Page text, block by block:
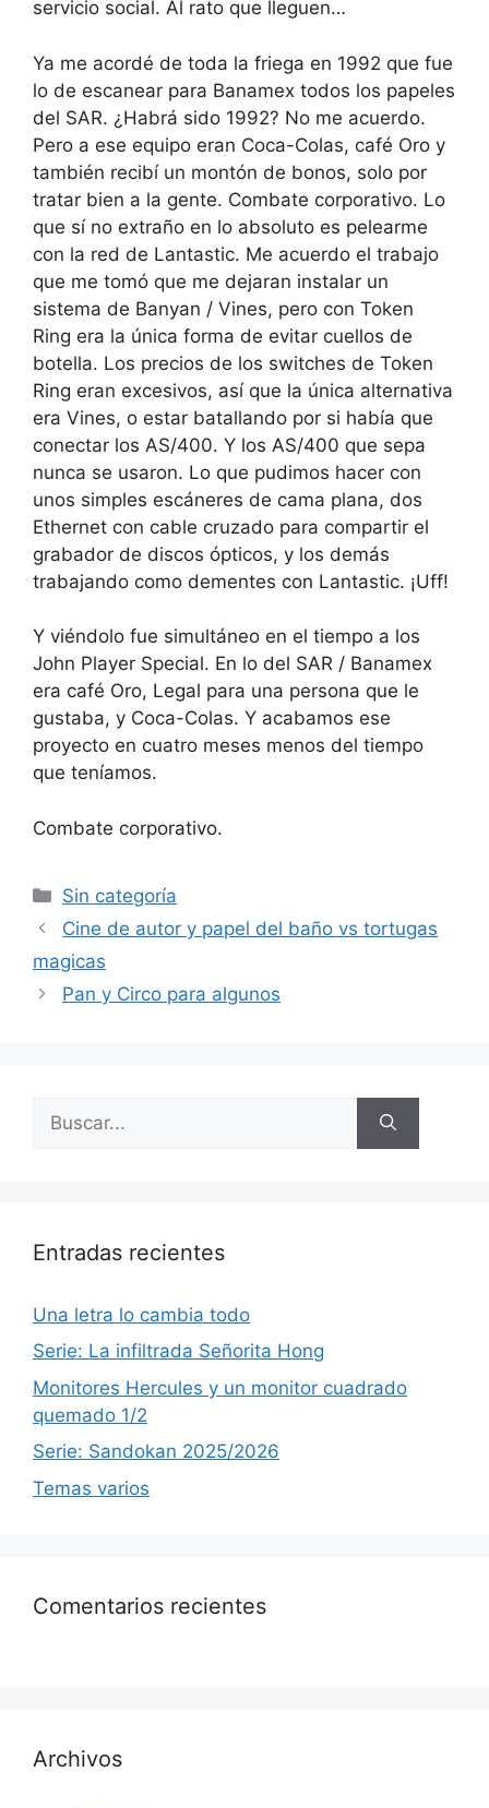
servicio social. Al rato que lleguen…
Ya me acordé de toda la friega en 1992 que fue
lo de escanear para Banamex todos los papeles
del SAR. ¿Habrá sido 1992? No me acuerdo.
Pero a ese equipo eran Coca-Colas, café Oro y
también recibí un montón de bonos, solo por
tratar bien a la gente. Combate corporativo. Lo
que sí no extraño en lo absoluto es pelearme
con la red de Lantastic. Me acuerdo el trabajo
que me tomó que me dejaran instalar un
sistema de Banyan / Vines, pero con Token
Ring era la única forma de evitar cuellos de
botella. Los precios de los switches de Token
Ring eran excesivos, así que la única alternativa
era Vines, o estar batallando por si había que
conectar los AS/400. Y los AS/400 que sepa
nunca se usaron. Lo que pudimos hacer con
unos simples escáneres de cama plana, dos
Ethernet con cable cruzado para compartir el
grabador de discos ópticos, y los demás
trabajando como dementes con Lantastic. ¡Uff!
Y viéndolo fue simultáneo en el tiempo a los
John Player Special. En lo del SAR / Banamex
era café Oro, Legal para una persona que le
gustaba, y Coca-Colas. Y acabamos ese
proyecto en cuatro meses menos del tiempo
que teníamos.
Combate corporativo.
Categorías
Sin categoría
Cine de autor y papel del baño vs tortugas
magicas
Pan y Circo para algunos
Entradas recientes
Una letra lo cambia todo
Serie: La infiltrada Señorita Hong
Monitores Hercules y un monitor cuadrado
quemado 1/2
Serie: Sandokan 2025/2026
Temas varios
Comentarios recientes
Archivos